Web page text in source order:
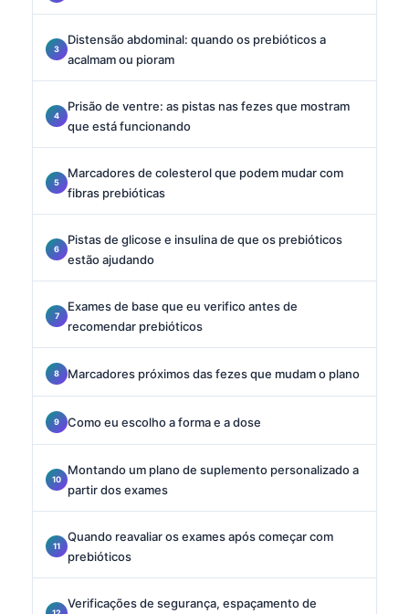
Distensão abdominal: quando os prebióticos a
acalmam ou pioram
Prisão de ventre: as pistas nas fezes que mostram
que está funcionando
Marcadores de colesterol que podem mudar com
fibras prebióticas
Pistas de glicose e insulina de que os prebióticos
estão ajudando
Exames de base que eu verifico antes de
recomendar prebióticos
Marcadores próximos das fezes que mudam o plano
Como eu escolho a forma e a dose
Montando um plano de suplemento personalizado a
partir dos exames
Quando reavaliar os exames após começar com
prebióticos
Verificações de segurança, espaçamento de